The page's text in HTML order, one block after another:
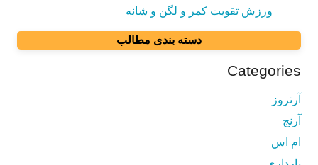
ورزش تقویت کمر و لگن و شانه
دسته بندی مطالب
Categories
آرتروز
آرنج
ام اس